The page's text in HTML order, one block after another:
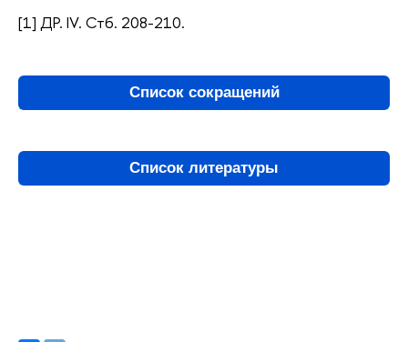
[1] ДР. IV. Стб. 208-210.
Список сокращений
Список литературы